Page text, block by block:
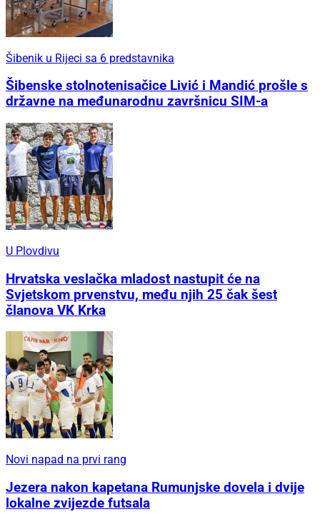
Šibenik u Rijeci sa 6 predstavnika
Šibenske stolnotenisačice Livić i Mandić prošle s
državne na međunarodnu završnicu SIM-a
U Plovdivu
Hrvatska veslačka mladost nastupit će na
Svjetskom prvenstvu, među njih 25 čak šest
članova VK Krka
Novi napad na prvi rang
Jezera nakon kapetana Rumunjske dovela i dvije
lokalne zvijezde futsala